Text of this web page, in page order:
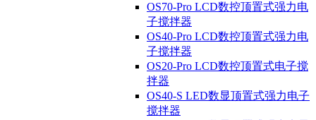
OS70-Pro LCD数控顶置式强力电
子搅拌器
OS40-Pro LCD数控顶置式强力电
子搅拌器
OS20-Pro LCD数控顶置式电子搅
拌器
OS40-S LED数显顶置式强力电子
搅拌器